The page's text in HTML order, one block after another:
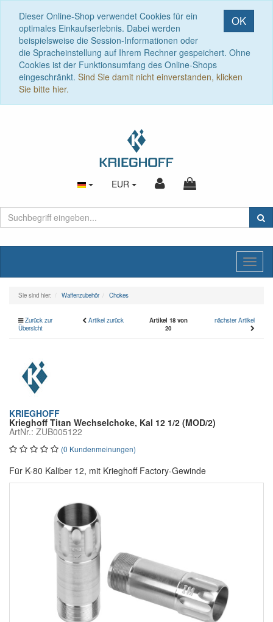
OK
Dieser Online-Shop verwendet Cookies für ein
optimales Einkaufserlebnis. Dabei werden
beispielsweise die Session-Informationen oder
die Spracheinstellung auf Ihrem Rechner gespeichert. Ohne
Cookies ist der Funktionsumfang des Online-Shops
eingeschränkt. Sind Sie damit nicht einverstanden, klicken
Sie bitte hier.
EUR
Sie sind hier: Waffenzubehör Chokes
Zurück zur
Übersicht
Artikel zurück
Artikel 18 von
20
nächster Artikel
KRIEGHOFF
Krieghoff Titan Wechselchoke, Kal 12 1/2 (MOD/2)
ArtNr.: ZUB005122
(0 Kundenmeinungen)
Für K-80 Kaliber 12, mit Krieghoff Factory-Gewinde